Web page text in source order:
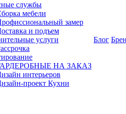
службы
мебели
замер
и подъем
услуги
НА ЗАКАЗ
интерьеров
проект Кухни
Блог